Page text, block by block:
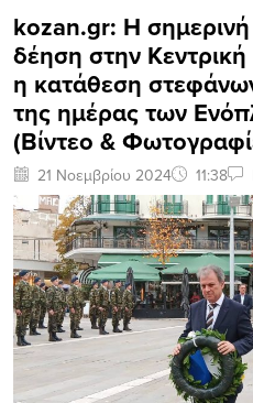
kozan.gr: Η
δέηση στην
η κατάθεση
της ημέρας των
(Βίντεο &
21 Νοεμβρίου 2024 11:38